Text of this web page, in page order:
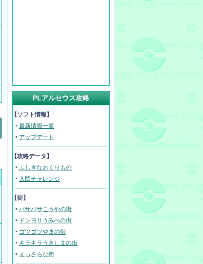
PLアルセウス攻略
【ソフト情報】
最新情報一覧
アップデート
【攻略データ】
ふしぎなおくりもの
入団チャレンジ
【街】
パサパサこうやの街
ドンヨリうみべの街
ゴツゴツやまの街
キラキラうきしまの街
まっさらな街